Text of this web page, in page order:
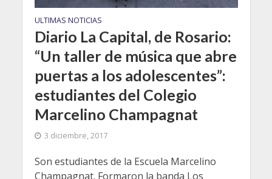
ULTIMAS NOTICIAS
Diario La Capital, de Rosario:
“Un taller de música que abre
puertas a los adolescentes”:
estudiantes del Colegio
Marcelino Champagnat
3 diciembre, 2017
Son estudiantes de la Escuela Marcelino
Champagnat. Formaron la banda Los